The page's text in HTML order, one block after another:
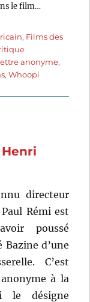
le film…
, Films des
anonyme,
,Whoopi
directeur
Rémi est
poussé
Bazine d’une
C’est
à la
le désigne